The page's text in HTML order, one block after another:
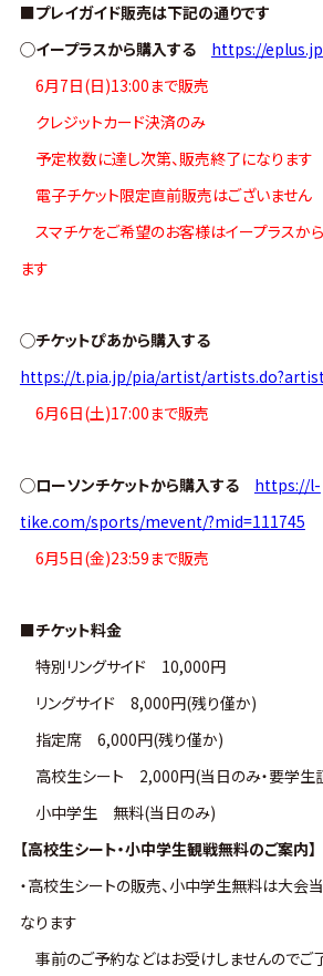
■プレイガイド販売は下記の通りです
◯イープラスから購入する
https://
6月7日(日)13:00まで販売
クレジットカード決済のみ
予定枚数に達し次第、販売終了になります
電子チケット限定直前販売はございません
スマチケをご希望のお客様はイープラスか
ます
◯チケットぴあから購入する
https://t.pia.jp/pia/artist/
6月6日(土)17:00まで販売
◯ローソンチケットから購入する
https://l-
tike.com/sports/mevent/?mid=111745
6月5日(金)23:59まで販売
■チケット料金
特別リングサイド 10,000円
リングサイド 8,000円(残り僅か)
指定席 6,000円(残り僅か)
高校生シート 2,000円(当日のみ・要学生
小中学生 無料(当日のみ)
【高校生シート・小中学生観戦無料のご案内】
・高校生シートの販売、小中学生無料は大会
なります
事前のご予約などはお受けしませんのでご